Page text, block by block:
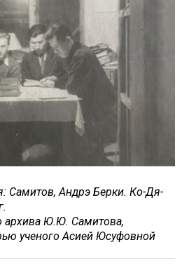
Самитов, Андрэ Берки. Ко-Дя-
архива Ю.Ю. Самитова,
ученого Асией Юсуфовной